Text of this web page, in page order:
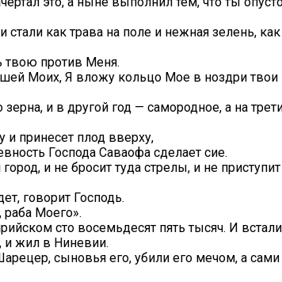
как трава на поле и нежная зелень,
против Меня.
Моих, Я вложу кольцо Мое в ноздри твои
и в другой год — самородное, а на
принесет плод вверху,
Господа Саваофа сделает сие.
и не бросит туда стрелы, и не
говорит Господь.
раба Моего».
сто восемьдесят пять тысяч. И
и жил в Ниневии.
сыновья его, убили его мечом, а